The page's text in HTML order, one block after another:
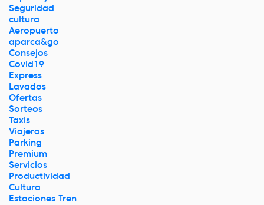
Seguridad
cultura
Aeropuerto
aparca&go
Consejos
Covid19
Express
Lavados
Ofertas
Sorteos
Taxis
Viajeros
Parking
Premium
Servicios
Productividad
Cultura
Estaciones Tren